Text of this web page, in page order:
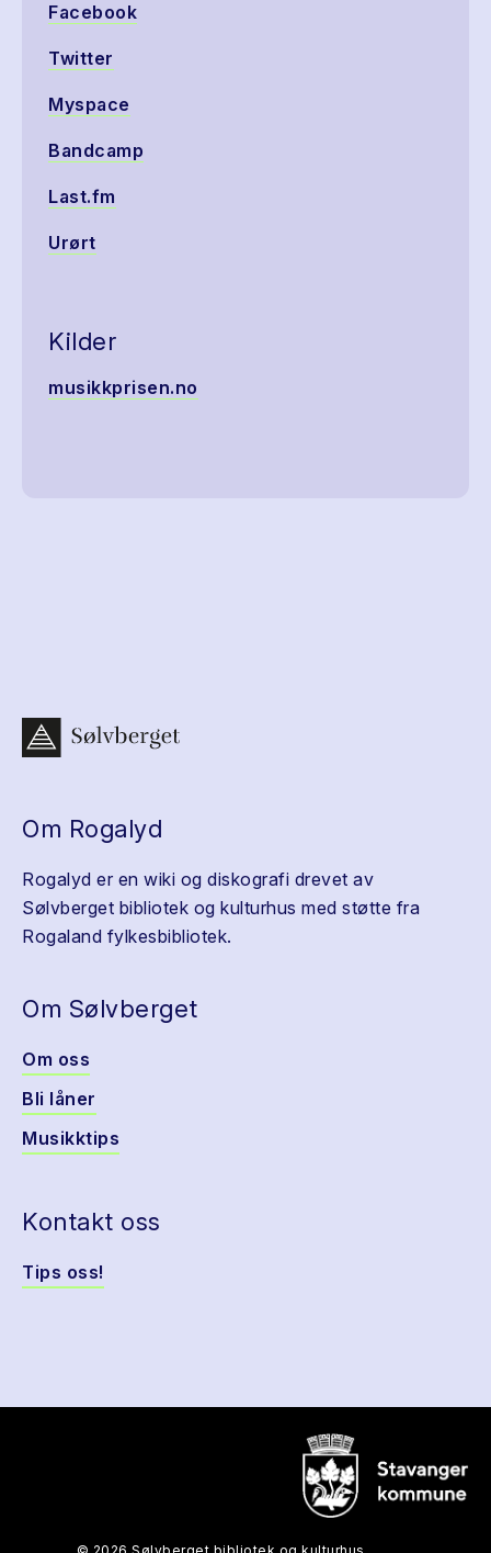
Facebook
Twitter
Myspace
Bandcamp
Last.fm
Urørt
Kilder
musikkprisen.no
Om Rogalyd
Rogalyd er en wiki og diskografi drevet av
Sølvberget bibliotek og kulturhus med støtte fra
Rogaland fylkesbibliotek.
Om Sølvberget
Om oss
Bli låner
Musikktips
Kontakt oss
Tips oss!